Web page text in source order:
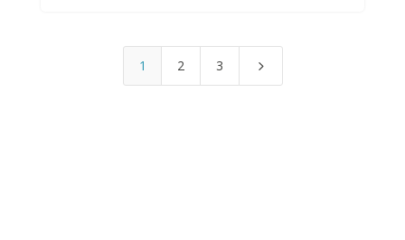
1 2 3 5